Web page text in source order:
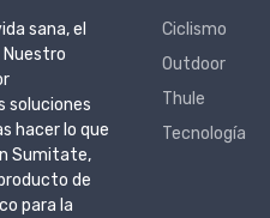
sana, el
soluciones
hacer lo que
Sumitate,
de
para la
Ciclismo
Outdoor
Thule
Tecnología